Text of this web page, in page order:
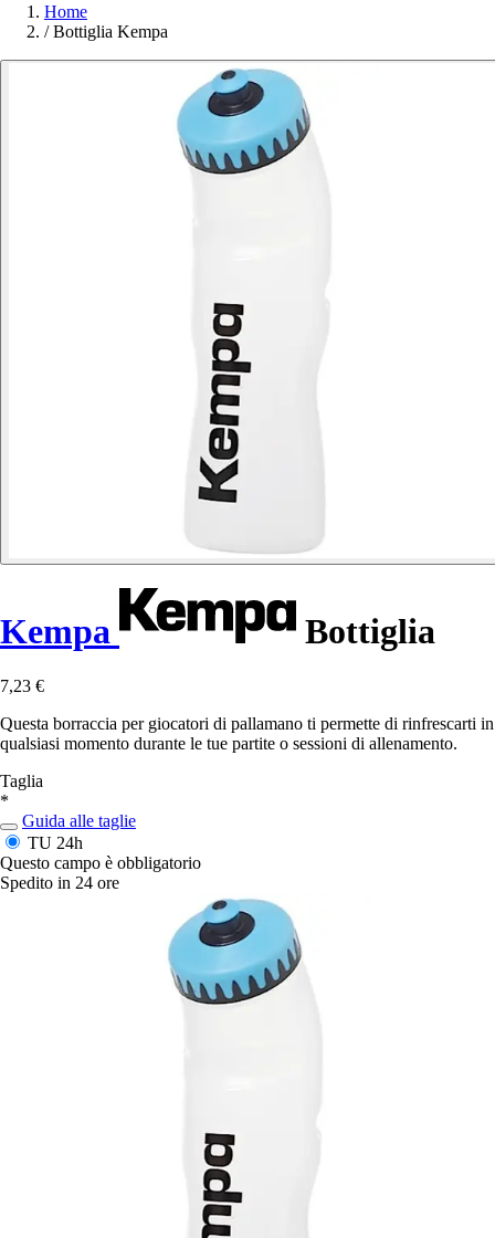
Home
/ Bottiglia Kempa
Kempa Bottiglia
7,23 €
Questa borraccia per giocatori di pallamano ti permette di rinfrescarti in
qualsiasi momento durante le tue partite o sessioni di allenamento.
Taglia
*
Guida alle taglie
TU 24h
Questo campo è obbligatorio
Spedito in 24 ore